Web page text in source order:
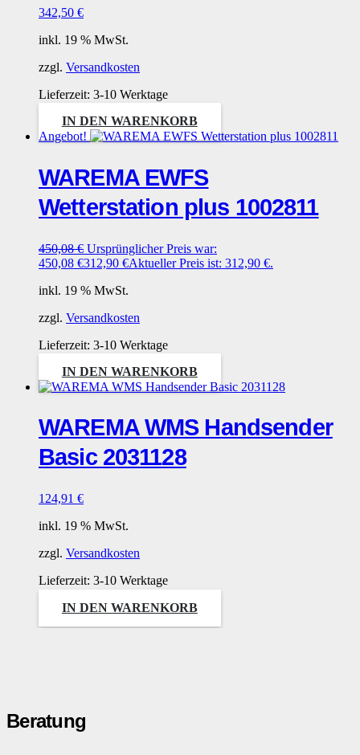
342,50 €
inkl. 19 % MwSt.
zzgl. Versandkosten
Lieferzeit: 3-10 Werktage
IN DEN WARENKORB
Angebot!
WAREMA EWFS
Wetterstation plus 1002811
450,08€ Ursprünglicher Preis war:
450,08 €312,90 €Aktueller Preis ist: 312,90 €.
inkl. 19 % MwSt.
zzgl. Versandkosten
Lieferzeit: 3-10 Werktage
IN DEN WARENKORB
WAREMA WMS Handsender
Basic 2031128
124,91 €
inkl. 19 % MwSt.
zzgl. Versandkosten
Lieferzeit: 3-10 Werktage
IN DEN WARENKORB
Beratung